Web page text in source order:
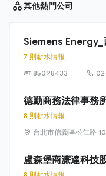
其他熱門公司
Siemens Energy_
7 則薪水情報
85098433
德勤商務法律事務
8 則薪水情報
台北市信義區松仁路
盧森堡商濂達科技